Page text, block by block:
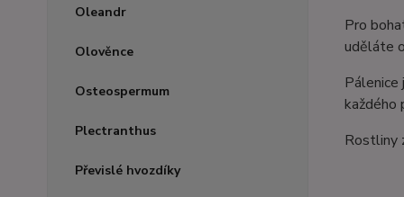
Oleandr
Olověnce
Osteospermum
Plectranthus
Převislé hvozdíky
Pro
uděláte
každého
Rostliny